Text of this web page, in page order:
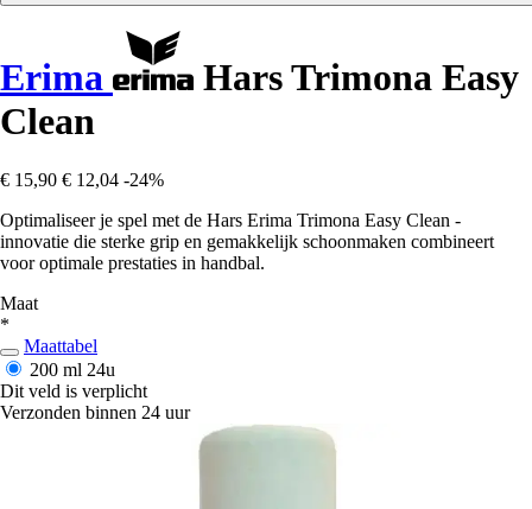
Erima
Hars Trimona Easy
Clean
€ 15,90 € 12,04 -24%
Optimaliseer je spel met de Hars Erima Trimona Easy Clean -
innovatie die sterke grip en gemakkelijk schoonmaken combineert
voor optimale prestaties in handbal.
Maat
*
Maattabel
200 ml 24u
Dit veld is verplicht
Verzonden binnen 24 uur